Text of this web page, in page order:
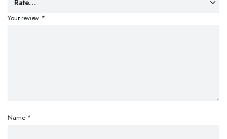
Your review *
Name *